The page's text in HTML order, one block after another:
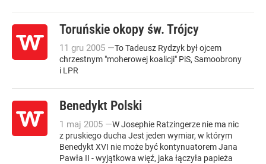
Toruńskie okopy św. Trójcy
11 gru 2005 —To Tadeusz Rydzyk był ojcem
chrzestnym "moherowej koalicji" PiS, Samoobrony
i LPR
Benedykt Polski
1 maj 2005 —W Josephie Ratzingerze nie ma nic
z pruskiego ducha Jest jeden wymiar, w którym
Benedykt XVI nie może być kontynuatorem Jana
Pawła II - wyjątkowa więź, jaka łączyła papieża